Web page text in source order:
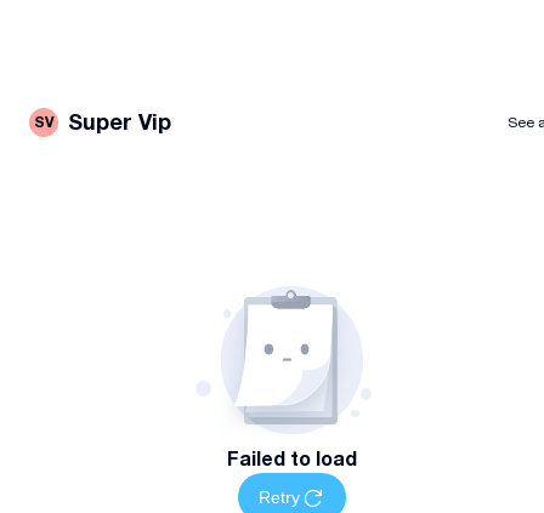
SV Super Vip See
Failed to load
Retry